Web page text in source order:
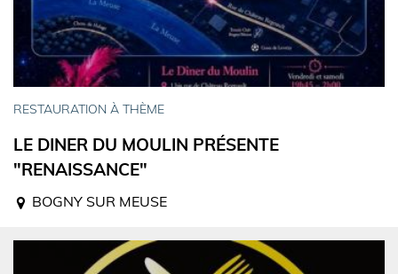
RESTAURATION À THÈME
LE DINER DU MOULIN PRÉSENTE
"RENAISSANCE"
BOGNY SUR MEUSE